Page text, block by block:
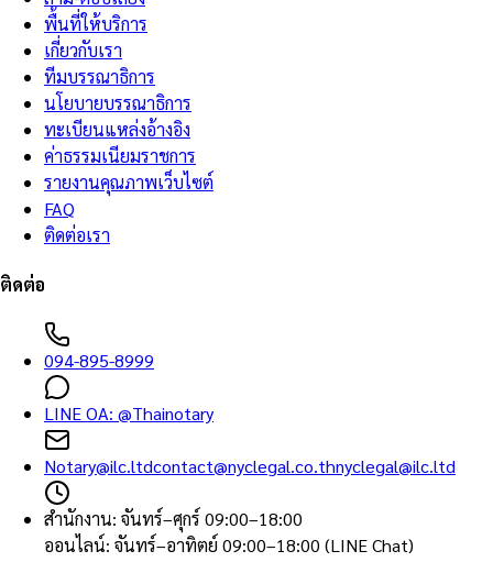
พื้นที่ให้บริการ
เกี่ยวกับเรา
ทีมบรรณาธิการ
นโยบายบรรณาธิการ
ทะเบียนแหล่งอ้างอิง
ค่าธรรมเนียมราชการ
รายงานคุณภาพเว็บไซต์
FAQ
ติดต่อเรา
ติดต่อ
094-895-8999
LINE OA: @Thainotary
Notary@ilc.ltdcontact@nyclegal.co.thnyclegal@ilc.ltd
สำนักงาน: จันทร์–ศุกร์ 09:00–18:00
ออนไลน์: จันทร์–อาทิตย์ 09:00–18:00 (LINE Chat)